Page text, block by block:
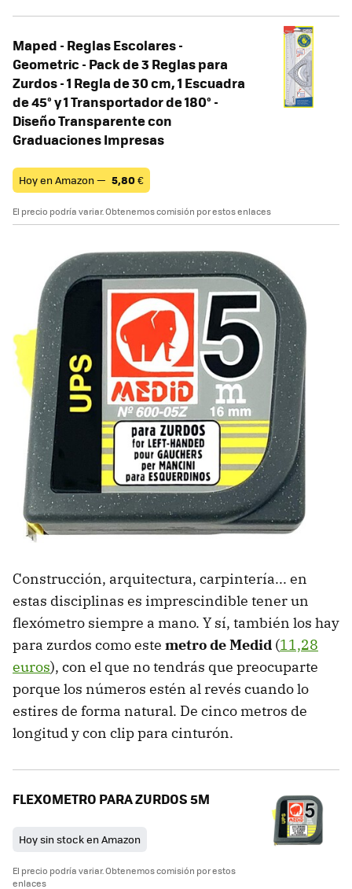
Maped - Reglas Escolares -
Geometric - Pack de 3 Reglas para
Zurdos - 1 Regla de 30 cm, 1 Escuadra
de 45° y 1 Transportador de 180° -
Diseño Transparente con
Graduaciones Impresas
Hoy en Amazon — 5,80€
El precio podría variar. Obtenemos comisión por estos enlaces
Construcción, arquitectura, carpintería... en
estas disciplinas es imprescindible tener un
flexómetro siempre a mano. Y sí, también los hay
para zurdos como este metro de Medid (11,28
euros), con el que no tendrás que preocuparte
porque los números estén al revés cuando lo
estires de forma natural. De cinco metros de
longitud y con clip para cinturón.
FLEXOMETRO PARA ZURDOS 5M
Hoy sin stock en Amazon
El precio podría variar. Obtenemos comisión por estos
enlaces